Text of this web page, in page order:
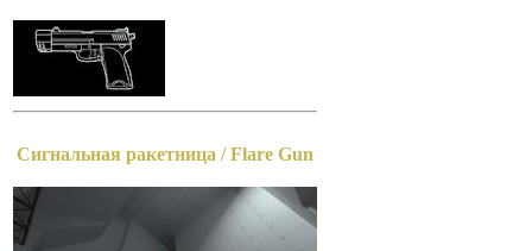
Сигнальная ракетница / Flare Gun